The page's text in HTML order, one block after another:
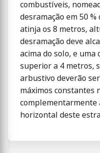
combustíveis,
desramação em 50
atinja os 8 metros,
desramação deve
acima do solo, e
superior a 4 metros,
arbustivo deverão
máximos constantes
complementarmente
horizontal deste